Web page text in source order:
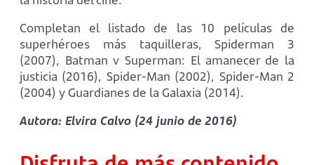
Completan el listado de las 10 películas de
superhéroes más taquilleras, Spiderman 3
(2007), Batman v Superman: El amanecer de la
justicia (2016), Spider-Man (2002), Spider-Man 2
(2004) y Guardianes de la Galaxia (2014).
Autora: Elvira Calvo (24 junio de 2016)